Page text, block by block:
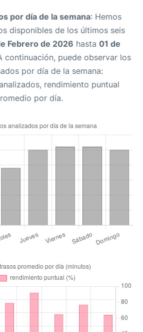
por día de la semana: Hemos
disponibles de los últimos seis
Febrero de 2026 hasta 01 de
continuación, puede observar los
por día de la semana:
rendimiento puntual
por día.